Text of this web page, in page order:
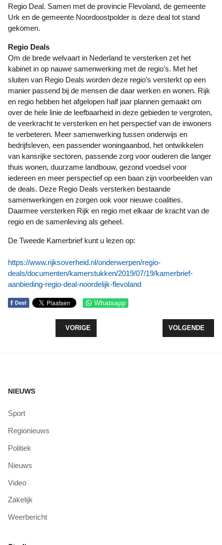
Regio Deal. Samen met de provincie Flevoland, de gemeente
Urk en de gemeente Noordoostpolder is deze deal tot stand
gekomen.
Regio Deals
Om de brede welvaart in Nederland te versterken zet het
kabinet in op nauwe samenwerking met de regio’s. Met het
sluiten van Regio Deals worden deze regio’s versterkt op een
manier passend bij de mensen die daar werken en wonen. Rijk
en regio hebben het afgelopen half jaar plannen gemaakt om
over de hele linie de leefbaarheid in deze gebieden te vergroten,
de veerkracht te versterken en het perspectief van de inwoners
te verbeteren. Meer samenwerking tussen onderwijs en
bedrijfsleven, een passender woningaanbod, het ontwikkelen
van kansrijke sectoren, passende zorg voor ouderen die langer
thuis wonen, duurzame landbouw, gezond voedsel voor
iedereen en meer perspectief op een baan zijn voorbeelden van
de deals. Deze Regio Deals versterken bestaande
samenwerkingen en zorgen ook voor nieuwe coalities.
Daarmee versterken Rijk en regio met elkaar de kracht van de
regio en de samenleving als geheel.
De Tweede Kamerbrief kunt u lezen op:
https://www.rijksoverheid.nl/onderwerpen/regio-
deals/documenten/kamerstukken/2019/07/19/kamerbrief-
aanbieding-regio-deal-noordelijk-flevoland
f Deel Whatsapp
VORIG ARTIKEL: WAARSCHUWING VOOR
VORIGE VOLGENDE
VOLGENDE
NIEUWS
Sport
Regionieuws
Politiek
Nieuws
Video
Zakelijk
Weerbericht